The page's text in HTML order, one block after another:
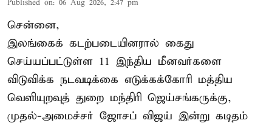
Published on: 06 Aug 2026, 2:47 pm
சென்னை,
இலங்கைக் கடற்படையினரால் கைது
செய்யப்பட்டுள்ள 11 இந்திய மீனவர்களை
விடுவிக்க நடவடிக்கை எடுக்கக்கோரி மத்திய
வெளியுறவுத் துறை மந்திரி ஜெய்சங்கருக்கு,
முதல்-அமைச்சர் ஜோசப் விஜய் இன்று கடிதம்